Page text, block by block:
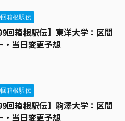
箱根駅伝
回箱根駅伝】東洋大学：区間
・当日変更予想
箱根駅伝
回箱根駅伝】駒澤大学：区間
・当日変更予想